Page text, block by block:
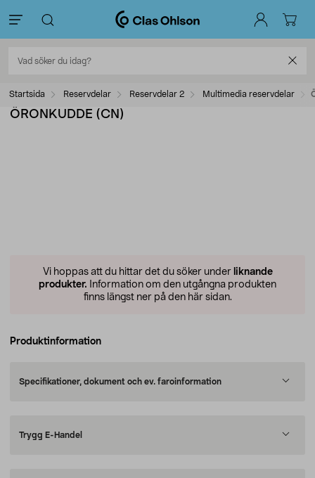
Startsida Reservdelar Reservdelar 2 Multimedia reservdelar
ÖRONKUDDE (CN)
Vi hoppas att du hittar det du söker under liknande
produkter. Information om den utgångna produkten
finns längst ner på den här sidan.
Produktinformation
Specifikationer, dokument och ev. faroinformation
Trygg E-Handel